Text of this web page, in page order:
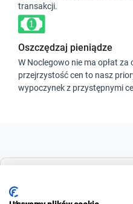
transakcji.
Oszczędzaj pieniądze
W Noclegowo nie ma opłat za
przejrzystość cen to nasz
wypoczynek z przystępnymi